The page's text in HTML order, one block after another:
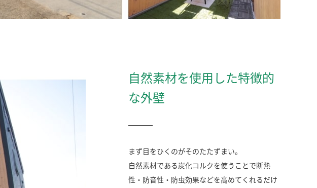
自然素材を使用した特徴的
な外壁
まず目をひくのがそのたたずまい。
自然素材である炭化コルクを使うことで断熱
性・防音性・防虫効果などを高めてくれるだけ